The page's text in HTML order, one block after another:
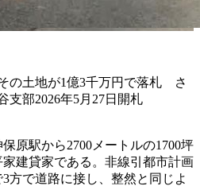
の土地が1億3千万円で落札 さ
支部2026年5月27日開札
原駅から2700メートルの1700坪
建貸家である。非線引都市計画
方で道路に接し、整然と同じよ